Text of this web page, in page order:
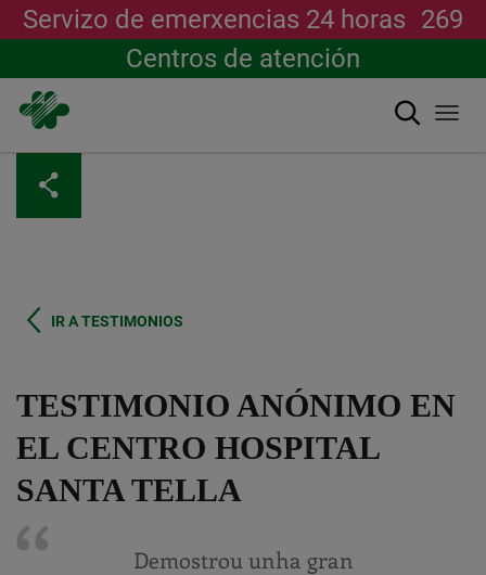
contido
principal
Servizo de emerxencias 24 horas 269
Centros de atención
Buscar
IR A TESTIMONIOS
TESTIMONIO ANÓNIMO EN
EL CENTRO HOSPITAL
SANTA TELLA
Demostrou unha gran